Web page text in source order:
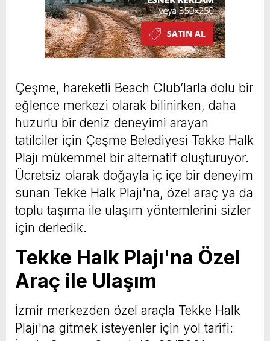
Çeşme, hareketli Beach Club’larla dolu bir
eğlence merkezi olarak bilinirken, daha
huzurlu bir deniz deneyimi arayan
tatilciler için Çeşme Belediyesi Tekke Halk
Plajı mükemmel bir alternatif oluşturuyor.
Ücretsiz olarak doğayla iç içe bir deneyim
sunan Tekke Halk Plajı'na, özel araç ya da
toplu taşıma ile ulaşım yöntemlerini sizler
için derledik.
Tekke Halk Plajı'na Özel
Araç ile Ulaşım
İzmir merkezden özel araçla Tekke Halk
Plajı'na gitmek isteyenler için yol tarifi: